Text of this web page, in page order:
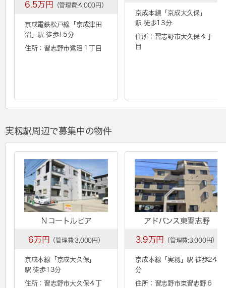
6.5万円 （管理費:4,000円）
京成電鉄松戸線「 京成津田
沼 」駅 徒歩15分
住所：習志野市鷺沼１丁目
京成本線「京成大久保」
駅 徒歩13分
住所：習志野市大久保４丁
目
実籾駅周辺で募集中の物件
Ｎコートルピア
6万円 （管理費:3,000円）
京成本線「 京成大久保」
駅 徒歩13分
住所：習志野市大久保４丁
アドバンス東習志野
3.9万円 （管理費:3,000円）
京成本線「 実籾 」駅 徒歩24
分
住所：習志野市東習志野６